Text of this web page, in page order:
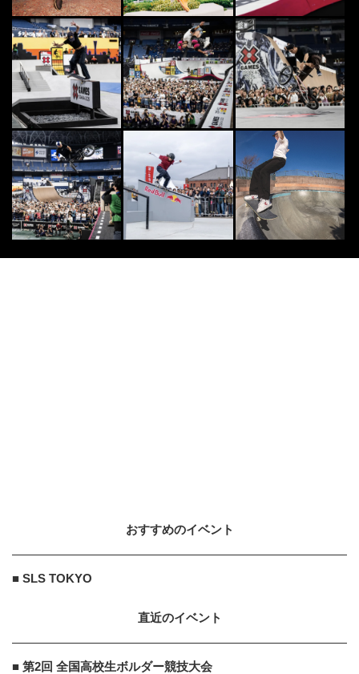
8 CULTURE
「エア ジョーダン 1って何がいい
の？」 コレクターがビギナー向け
にわかりやすく...
2022.11.11
9
業界人スケーター・パパラッチ！根
底にあるのは「若い頃からのヒーロ
ーのスタイル」
2024.2.22
10 DANCE
国内屈指のバトラーが渋谷に集結！
8
おすすめのイベント
■ SLS TOKYO
直近のイベント
■ 第2回 全国高校生ボルダー競技大会